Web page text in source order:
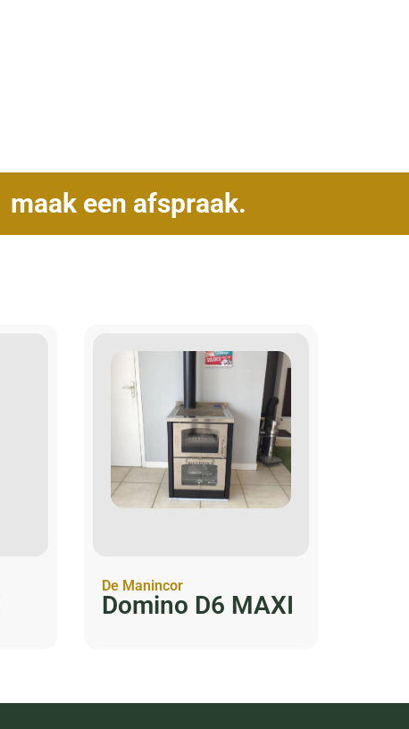
maak een afspraak.
De Manincor
Domino D6 MAXI